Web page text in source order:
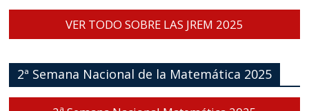
VER TODO SOBRE LAS JREM 2025
2ª Semana Nacional de la Matemática 2025